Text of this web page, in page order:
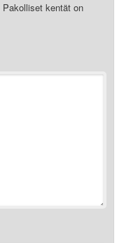
Pakolliset kentät on